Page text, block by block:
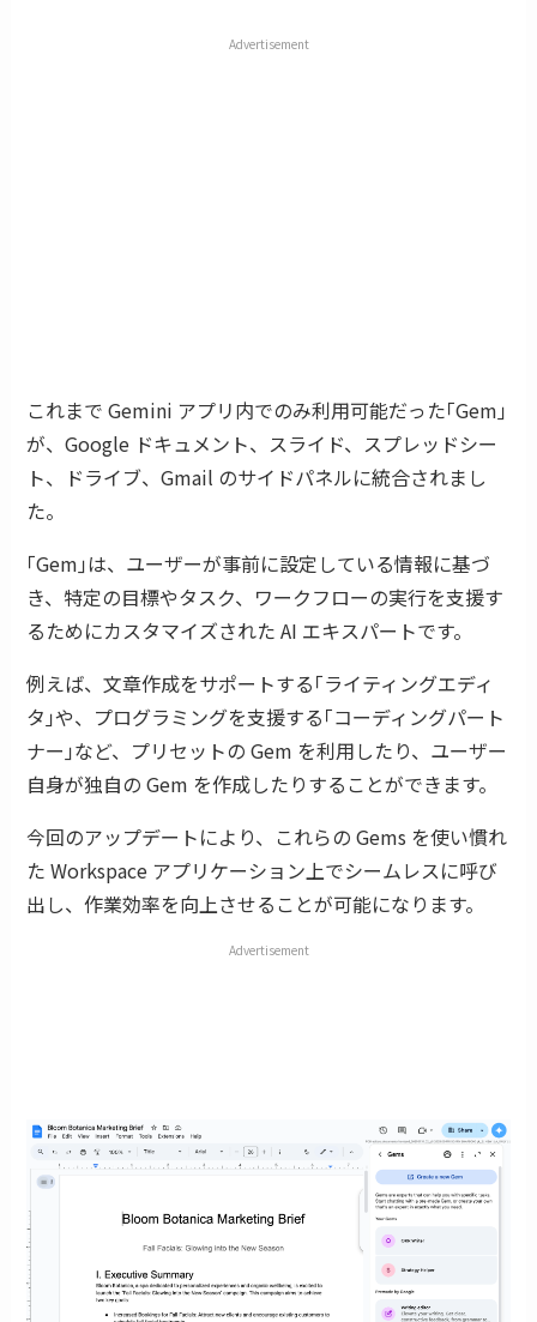
Advertisement
これまで Gemini アプリ内でのみ利用可能だった｢Gem｣
が、Google ドキュメント、スライド、スプレッドシー
ト、ドライブ、Gmail のサイドパネルに統合されまし
た。
｢Gem｣は、ユーザーが事前に設定している情報に基づ
き、特定の目標やタスク、ワークフローの実行を支援す
るためにカスタマイズされた AI エキスパートです。
例えば、文章作成をサポートする｢ライティングエディ
タ｣や、プログラミングを支援する｢コーディングパート
ナー｣など、プリセットの Gem を利用したり、ユーザー
自身が独自の Gem を作成したりすることができます。
今回のアップデートにより、これらの Gems を使い慣れ
た Workspace アプリケーション上でシームレスに呼び
出し、作業効率を向上させることが可能になります。
Advertisement